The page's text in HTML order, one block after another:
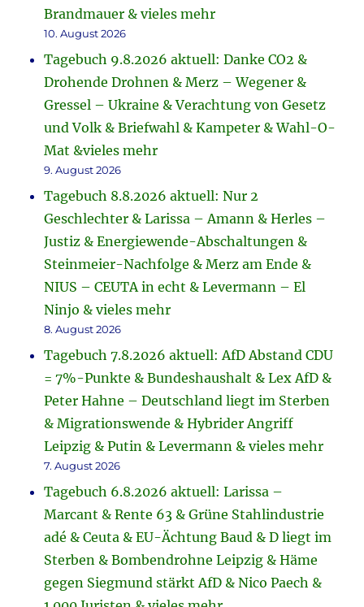
Brandmauer & vieles mehr
10. August 2026
Tagebuch 9.8.2026 aktuell: Danke CO2 &
Drohende Drohnen & Merz – Wegener &
Gressel – Ukraine & Verachtung von Gesetz
und Volk & Briefwahl & Kampeter & Wahl-O-
Mat &vieles mehr
9. August 2026
Tagebuch 8.8.2026 aktuell: Nur 2
Geschlechter & Larissa – Amann & Herles –
Justiz & Energiewende-Abschaltungen &
Steinmeier-Nachfolge & Merz am Ende &
NIUS – CEUTA in echt & Levermann – El
Ninjo & vieles mehr
8. August 2026
Tagebuch 7.8.2026 aktuell: AfD Abstand CDU
= 7%-Punkte & Bundeshaushalt & Lex AfD &
Peter Hahne – Deutschland liegt im Sterben
& Migrationswende & Hybrider Angriff
Leipzig & Putin & Levermann & vieles mehr
7. August 2026
Tagebuch 6.8.2026 aktuell: Larissa –
Marcant & Rente 63 & Grüne Stahlindustrie
adé & Ceuta & EU-Ächtung Baud & D liegt im
Sterben & Bombendrohne Leipzig & Häme
gegen Siegmund stärkt AfD & Nico Paech &